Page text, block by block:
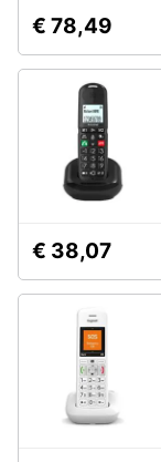
€ 78,49
€ 38,07